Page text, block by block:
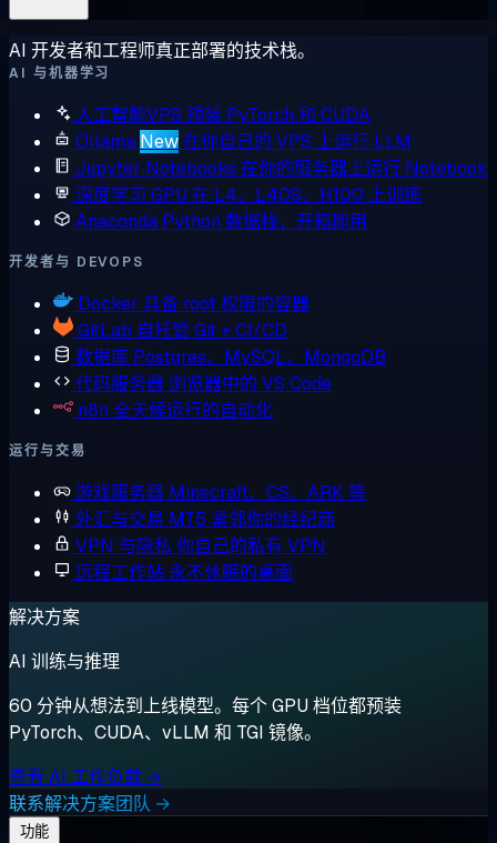
AI 开发者和工程师真正部署的技术栈。
AI 与机器学习
人工智能VPS 预装 PyTorch 和 CUDA
Ollama New在你自己的 VPS 上运行 LLM
Jupyter Notebooks 在你的服务器上运行 Notebook
深度学习 GPU 在 L4、L40S、H100 上训练
Anaconda Python 数据栈，开箱即用
开发者与 DEVOPS
Docker 具备 root 权限的容器
GitLab 自托管 Git + CI/CD
数据库 Postgres、MySQL、MongoDB
代码服务器 浏览器中的 VS Code
n8n 全天候运行的自动化
运行与交易
游戏服务器 Minecraft、CS、ARK 等
外汇与交易 MT5 紧邻你的经纪商
VPN 与隐私 你自己的私有 VPN
远程工作站 永不休眠的桌面
解决方案
AI 训练与推理
60 分钟从想法到上线模型。每个 GPU 档位都预装
PyTorch、CUDA、vLLM 和 TGI 镜像。
查看 AI 工作负载 →
联系解决方案团队 →